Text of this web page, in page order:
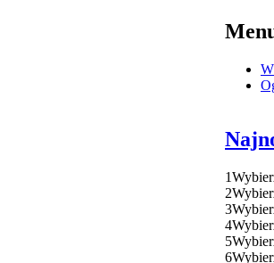
1
2
3
4
5
6